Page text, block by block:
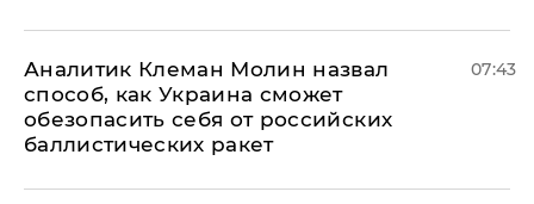
Аналитик Клеман Молин назвал
способ, как Украина сможет
обезопасить себя от российских
баллистических ракет
07:43